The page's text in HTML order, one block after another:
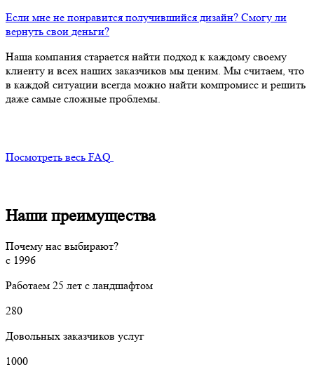
Если мне не понравится получившийся дизайн? Смогу ли
вернуть свои деньги?
Наша компания старается найти подход к каждому своему
клиенту и всех наших заказчиков мы ценим. Мы считаем, что
в каждой ситуации всегда можно найти компромисс и решить
даже самые сложные проблемы.
Посмотреть весь FAQ
Наши преимущества
Почему нас выбирают?
с 1996
Работаем 25 лет с ландшафтом
280
Довольных заказчиков услуг
1000